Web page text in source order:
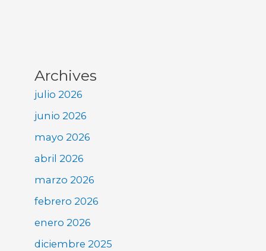
Archives
julio 2026
junio 2026
mayo 2026
abril 2026
marzo 2026
febrero 2026
enero 2026
diciembre 2025